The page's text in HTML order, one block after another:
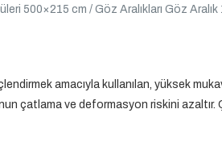
500×215 cm / Göz Aralıkları Göz Aralık
amacıyla kullanılan, yüksek
çatlama ve deformasyon riskini